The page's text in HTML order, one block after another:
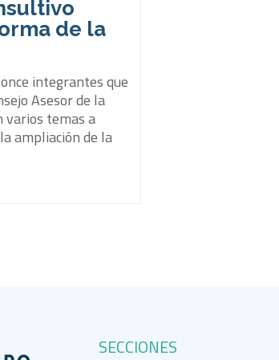
de la
integrantes que
Asesor de la
varios temas a
ampliación de la
SECCIONES